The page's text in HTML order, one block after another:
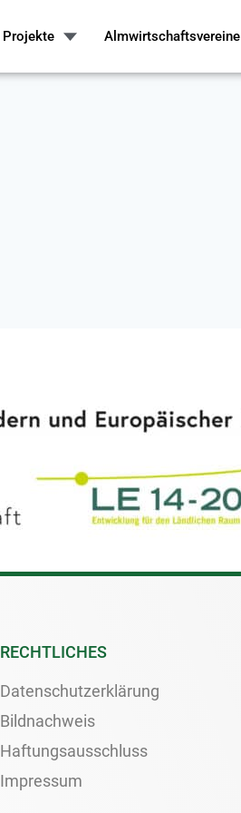
Projekte Almwirtschaftsvereine
RECHTLICHES
Datenschutzerklärung
Bildnachweis
Haftungsausschluss
Impressum